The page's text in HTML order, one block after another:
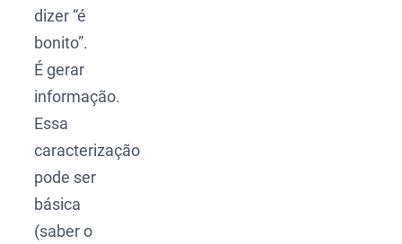
dizer “é
bonito”.
É gerar
informação.
Essa
caracterização
pode ser
básica
(saber o